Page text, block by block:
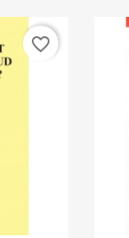
favorite_border